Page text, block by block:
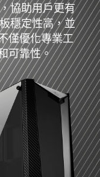
協助用戶更有
穩定性高，並
僅優化專業工
可靠性。